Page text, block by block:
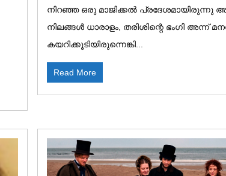
നിറഞ്ഞ ഒരു മാജിക്കൽ പ്രദേശമായിരുന്നു
നിലങ്ങൾ ധാരാളം, തരിശിന്റെ ഭംഗി അന്ന്
കയറിക്കൂടിയിരുന്നെങ്കി...
Read More